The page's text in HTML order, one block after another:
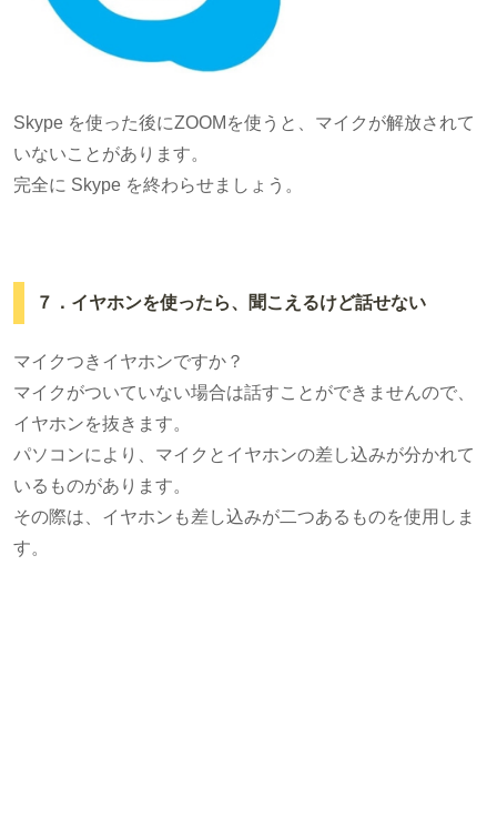
Skype を使った後にZOOMを使うと、マイクが解放されて
いないことがあります。
完全に Skype を終わらせましょう。
７．イヤホンを使ったら、聞こえるけど話せない
マイクつきイヤホンですか？
マイクがついていない場合は話すことができませんので、
イヤホンを抜きます。
パソコンにより、マイクとイヤホンの差し込みが分かれて
いるものがあります。
その際は、イヤホンも差し込みが二つあるものを使用しま
す。